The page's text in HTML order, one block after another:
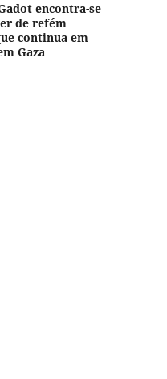
encontra-se
de refém
continua em
Gaza